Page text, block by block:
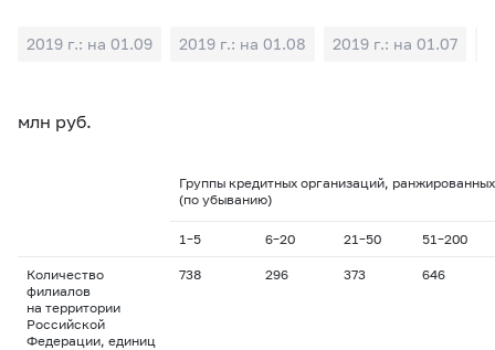
2019 г.: на 01.09 2019 г.: на 01.08 2019 г.: на 01.07
млн руб.
Группы кредитных организаций,
(по убыванию)
1–5 6–20 21–50 51–200
Количество
филиалов
на территории
Российской
Федерации, единиц
738 296 373 646